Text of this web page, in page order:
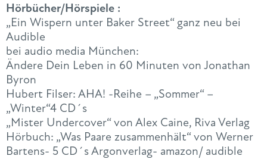
Hörbücher/Hörspiele :
„Ein Wispern unter Baker Street“ ganz neu bei
Audible
bei audio media München:
Ändere Dein Leben in 60 Minuten von Jonathan
Byron
Hubert Filser: AHA! -Reihe – „Sommer“ –
„Winter“4 CD´s
„Mister Undercover“ von Alex Caine, Riva Verlag
Hörbuch: „Was Paare zusammenhält“ von Werner
Bartens- 5 CD´s Argonverlag- amazon/ audible